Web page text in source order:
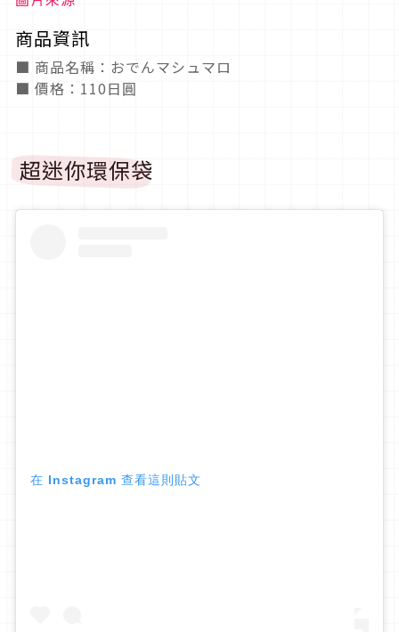
商品資訊
■ 商品名稱：おでんマシュマロ
■ 價格：110日圓
超迷你環保袋
在 Instagram 查看這則貼文